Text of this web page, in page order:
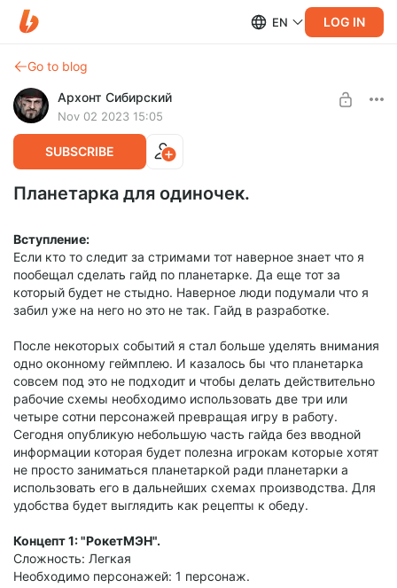
EN LOG IN
Go to blog
Архонт Сибирский
Nov 02 2023 15:05
SUBSCRIBE
Планетарка для одиночек.
Вступление:
Если кто то следит за стримами тот наверное знает что я
пообещал сделать гайд по планетарке. Да еще тот за
который будет не стыдно. Наверное люди подумали что я
забил уже на него но это не так. Гайд в разработке.
После некоторых событий я стал больше уделять внимания
одно оконному геймплею. И казалось бы что планетарка
совсем под это не подходит и чтобы делать действительно
рабочие схемы необходимо использовать две три или
четыре сотни персонажей превращая игру в работу.
Сегодня опубликую небольшую часть гайда без вводной
информации которая будет полезна игрокам которые хотят
не просто заниматься планетаркой ради планетарки а
использовать его в дальнейших схемах производства. Для
удобства будет выглядить как рецепты к обеду.
Концепт 1: "РокетМЭН".
Сложность: Легкая
Необходимо персонажей: 1 персонаж.